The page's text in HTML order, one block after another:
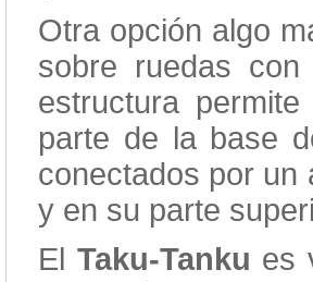
Otra opción algo
sobre ruedas
estructura
parte de la base
conectados por un
y en su parte
El Taku-Tanku es